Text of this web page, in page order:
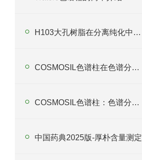
H103大孔树脂在分离纯化中起什么作用？
COSMOSIL色谱柱在色谱分析中扮演着关键角色
COSMOSIL色谱柱：色谱分离技术的优者
中国药典2025版-厚朴含量测定